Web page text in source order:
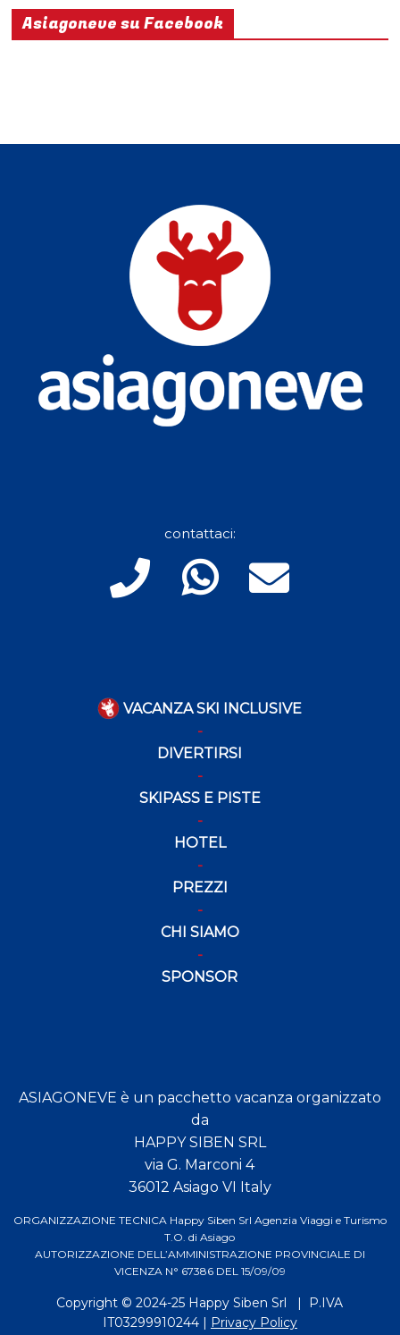
Asiagoneve su Facebook
contattaci:
VACANZA SKI INCLUSIVE
DIVERTIRSI
SKIPASS E PISTE
HOTEL
PREZZI
CHI SIAMO
SPONSOR
ASIAGONEVE è un pacchetto vacanza organizzato
da
HAPPY SIBEN SRL
via G. Marconi 4
36012 Asiago VI Italy
ORGANIZZAZIONE TECNICA Happy Siben Srl Agenzia Viaggi e Turismo
T.O. di Asiago
AUTORIZZAZIONE DELL’AMMINISTRAZIONE PROVINCIALE DI
VICENZA N° 67386 DEL 15/09/09
Copyright © 2024-25 Happy Siben Srl | P.IVA
IT03299910244 | Privacy Policy